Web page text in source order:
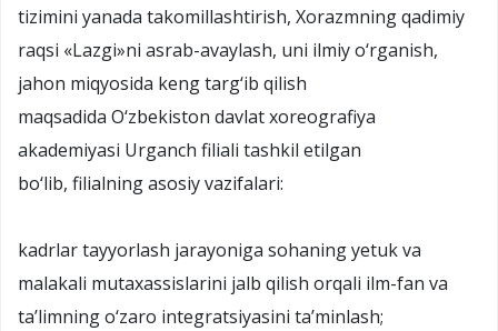
tizimini yanada takomillashtirish, Xorazmning qadimiy
raqsi «Lazgi»ni asrab-avaylash, uni ilmiy o‘rganish,
jahon miqyosida keng targ‘ib qilish
maqsadida O‘zbekiston davlat xoreografiya
akademiyasi Urganch filiali tashkil etilgan
bo‘lib, filialning asosiy vazifalari:
kadrlar tayyorlash jarayoniga sohaning yetuk va
malakali mutaxassislarini jalb qilish orqali ilm-fan va
ta’limning o‘zaro integratsiyasini ta’minlash;